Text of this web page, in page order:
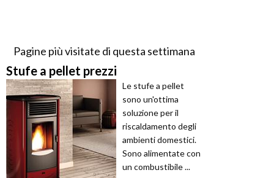
Pagine più visitate di questa settimana
Stufe a pellet prezzi
Le stufe a pellet
sono un'ottima
soluzione per il
riscaldamento degli
ambienti domestici.
Sono alimentate con
un combustibile ...